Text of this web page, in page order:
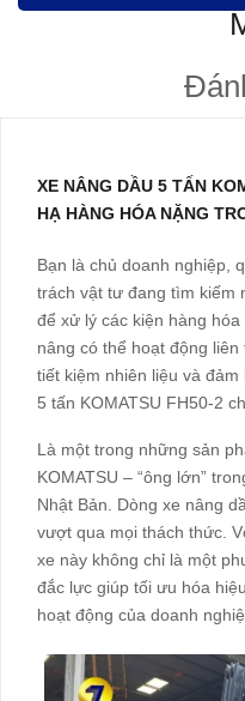
XE NÂNG DẦU 5 TẤN
HẠ HÀNG HÓA NẶNG
Bạn là chủ doanh nghiệp,
trách vật tư đang tìm kiếm
để xử lý các kiện hàng
nâng có thể hoạt động
tiết kiệm nhiên liệu và
5 tấn KOMATSU FH50-2
Là một trong những sản
KOMATSU – “ông lớn”
Nhật Bản. Dòng xe nâng
vượt qua mọi thách thức.
xe này không chỉ là một
đắc lực giúp tối ưu hóa
hoạt động của doanh